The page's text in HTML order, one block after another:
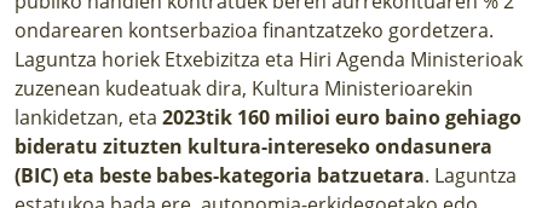
ondarearen kontserbazioa finantzatzeko gordetzera.
Laguntza horiek Etxebizitza eta Hiri Agenda Ministerioak
zuzenean kudeatuak dira, Kultura Ministerioarekin
lankidetzan, eta 2023tik 160 milioi euro baino gehiago
bideratu zituzten kultura-intereseko ondasunera
(BIC) eta beste babes-kategoria batzuetara. Laguntza